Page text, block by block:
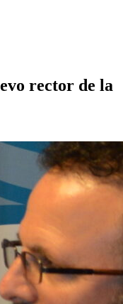
rector de la